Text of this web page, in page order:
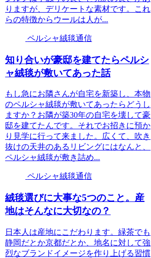
りますが、デリケートな素材です。これ
らの特徴からウールは人が...
ペルシャ絨毯通信
知り合いが豪邸を建てたらペルシ
ャ絨毯が敷いてあった話
もし急にお隣さんが自宅を新築し、本物
のペルシャ絨毯が敷いてあったらどうし
ますか？お隣が築30年の自宅を壊して豪
邸を建てたんです。それでお招きに預か
り見学に行って来ました。広くて、吹き
抜けの天井のあるリビングにはなんと、
ペルシャ絨毯が敷き詰め...
ペルシャ絨毯通信
絨毯選びに大事な5つのこと。産
地はそんなに大切なの？
日本人は産地にこだわります。緑茶でも
静岡だとか京都だとか、地名に対して強
烈なブランドイメージを作り上げる習慣